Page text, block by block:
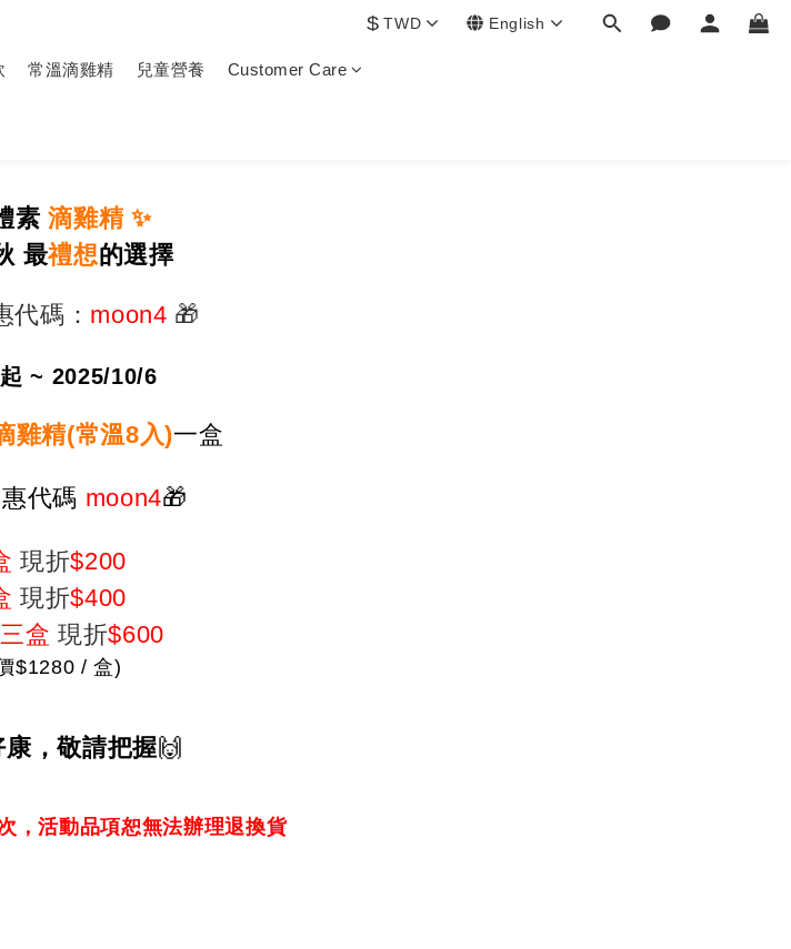
$ TWD English
常溫滴雞精 兒童營養 Customer Care
素滴雞精 ✨
最禮想的選擇
代碼： moon4 🎁
~ 2025/10/6
雞精(常溫8入)一盒
代碼 moon4🎁
現折$200
現折$400
三盒 現折$600
$1280 / 盒)
康，敬請把握🙌
，活動品項恕無法辦理退換貨